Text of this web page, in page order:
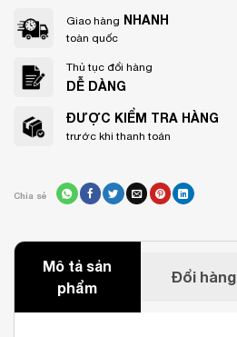
Giao hàng NHANH
toàn quốc
Thủ tục đổi hàng
DỄ DÀNG
ĐƯỢC KIỂM TRA HÀNG
trước khi thanh toán
Chia sẻ
Mô tả sản
phẩm
Đổi hàng